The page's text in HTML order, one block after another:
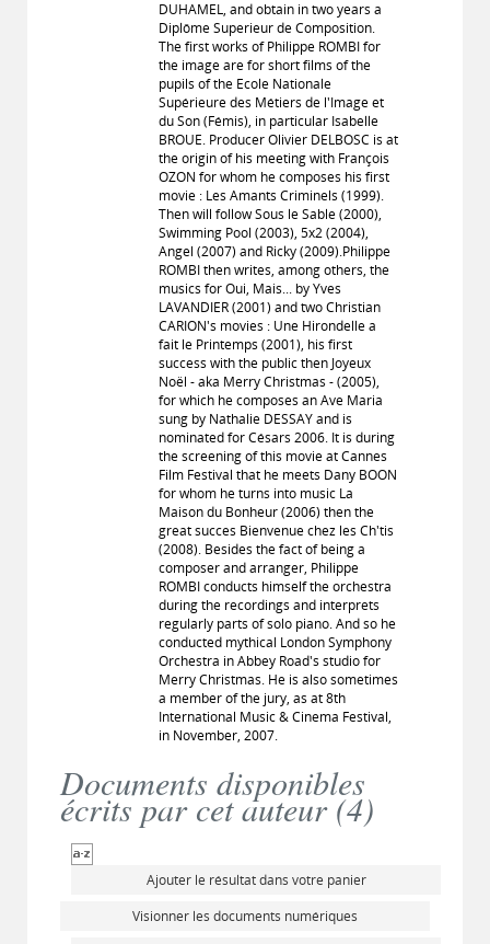
DUHAMEL, and obtain in two years a
Diplôme Superieur de Composition.
The first works of Philippe ROMBI for
the image are for short films of the
pupils of the Ecole Nationale
Supérieure des Métiers de l'Image et
du Son (Fémis), in particular Isabelle
BROUE. Producer Olivier DELBOSC is at
the origin of his meeting with François
OZON for whom he composes his first
movie : Les Amants Criminels (1999).
Then will follow Sous le Sable (2000),
Swimming Pool (2003), 5x2 (2004),
Angel (2007) and Ricky (2009).Philippe
ROMBI then writes, among others, the
musics for Oui, Mais... by Yves
LAVANDIER (2001) and two Christian
CARION's movies : Une Hirondelle a
fait le Printemps (2001), his first
success with the public then Joyeux
Noël - aka Merry Christmas - (2005),
for which he composes an Ave Maria
sung by Nathalie DESSAY and is
nominated for Césars 2006. It is during
the screening of this movie at Cannes
Film Festival that he meets Dany BOON
for whom he turns into music La
Maison du Bonheur (2006) then the
great succes Bienvenue chez les Ch'tis
(2008). Besides the fact of being a
composer and arranger, Philippe
ROMBI conducts himself the orchestra
during the recordings and interprets
regularly parts of solo piano. And so he
conducted mythical London Symphony
Orchestra in Abbey Road's studio for
Merry Christmas. He is also sometimes
a member of the jury, as at 8th
International Music & Cinema Festival,
in November, 2007.
Documents disponibles
écrits par cet auteur (4)
Ajouter le résultat dans votre panier
Visionner les documents numériques